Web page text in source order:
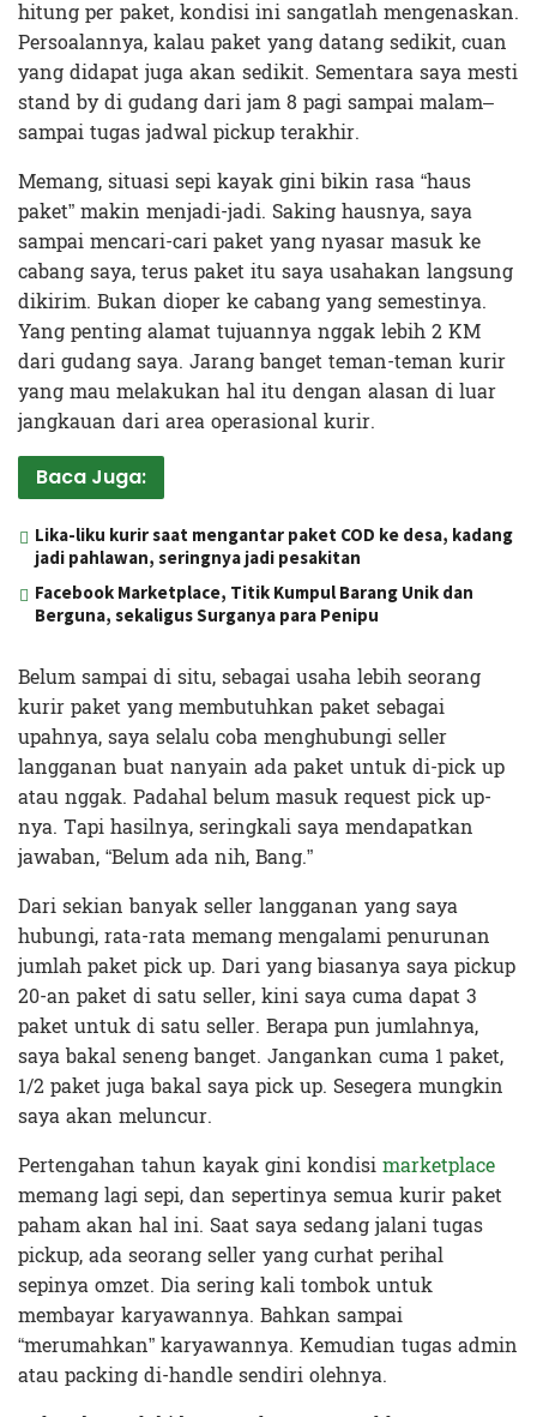
hitung per paket, kondisi ini sangatlah mengenaskan.
Persoalannya, kalau paket yang datang sedikit, cuan
yang didapat juga akan sedikit. Sementara saya mesti
stand by di gudang dari jam 8 pagi sampai malam–
sampai tugas jadwal pickup terakhir.
Memang, situasi sepi kayak gini bikin rasa “haus
paket” makin menjadi-jadi. Saking hausnya, saya
sampai mencari-cari paket yang nyasar masuk ke
cabang saya, terus paket itu saya usahakan langsung
dikirim. Bukan dioper ke cabang yang semestinya.
Yang penting alamat tujuannya nggak lebih 2 KM
dari gudang saya. Jarang banget teman-teman kurir
yang mau melakukan hal itu dengan alasan di luar
jangkauan dari area operasional kurir.
Baca Juga:
Lika-liku kurir saat mengantar paket COD ke desa, kadang
jadi pahlawan, seringnya jadi pesakitan
Facebook Marketplace, Titik Kumpul Barang Unik dan
Berguna, sekaligus Surganya para Penipu
Belum sampai di situ, sebagai usaha lebih seorang
kurir paket yang membutuhkan paket sebagai
upahnya, saya selalu coba menghubungi seller
langganan buat nanyain ada paket untuk di-pick up
atau nggak. Padahal belum masuk request pick up-
nya. Tapi hasilnya, seringkali saya mendapatkan
jawaban, “Belum ada nih, Bang.”
Dari sekian banyak seller langganan yang saya
hubungi, rata-rata memang mengalami penurunan
jumlah paket pick up. Dari yang biasanya saya pickup
20-an paket di satu seller, kini saya cuma dapat 3
paket untuk di satu seller. Berapa pun jumlahnya,
saya bakal seneng banget. Jangankan cuma 1 paket,
1/2 paket juga bakal saya pick up. Sesegera mungkin
saya akan meluncur.
Pertengahan tahun kayak gini kondisimarketplace
memang lagi sepi, dan sepertinya semua kurir paket
paham akan hal ini. Saat saya sedang jalani tugas
pickup, ada seorang seller yang curhat perihal
sepinya omzet. Dia sering kali tombok untuk
membayar karyawannya. Bahkan sampai
“merumahkan” karyawannya. Kemudian tugas admin
atau packing di-handle sendiri olehnya.